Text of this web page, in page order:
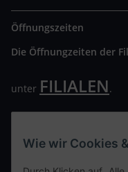
Öffnungszeiten
Die Öffnungzeiten der
unter FILIALEN.
Wir freuen uns auf
Wie wir Cookies